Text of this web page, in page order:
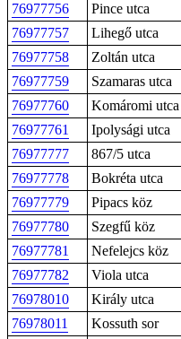
76977756 Pince utca
76977757
Lihegő utca
76977758
Zoltán utca
76977759
Szamaras utca
76977760
Komáromi utca
76977761
Ipolysági utca
76977777
867/5 utca
76977778
Bokréta utca
76977779
Pipacs köz
76977780
Szegfű köz
76977781
Nefelejcs köz
76977782
Viola utca
76978010
Király utca
76978011
Kossuth sor